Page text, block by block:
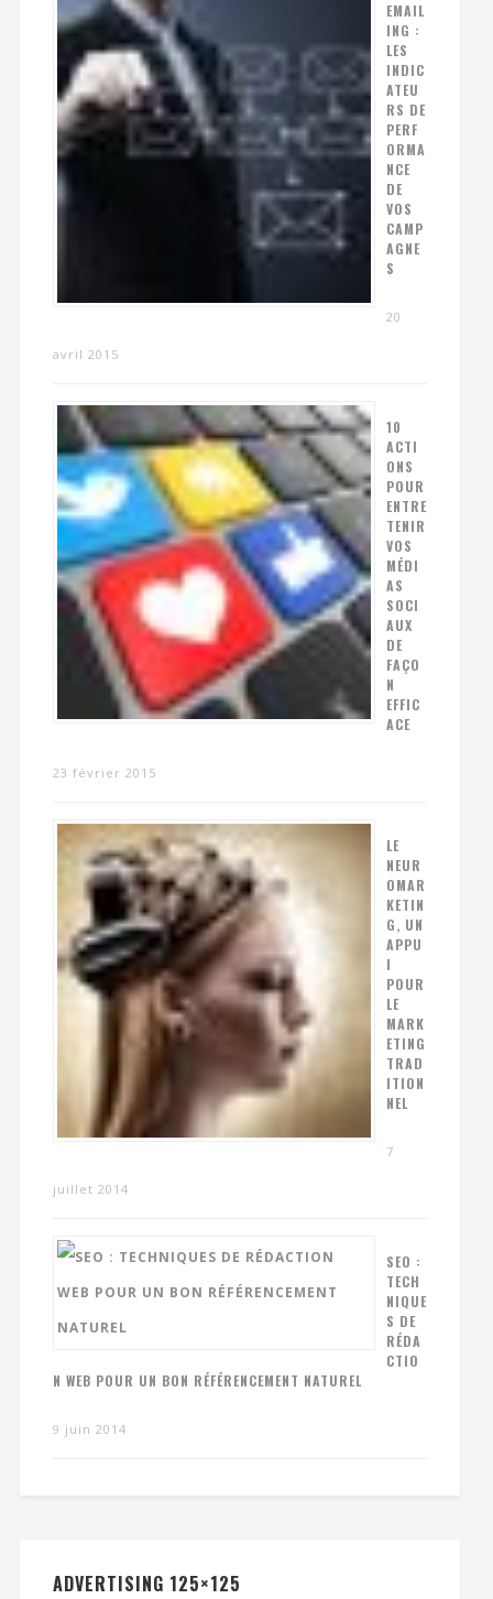
EMAIL
ING :
LES
INDIC
ATEU
RS DE
PERF
ORMA
NCE
DE
VOS
CAMP
AGNE
S
20
avril 2015
10
ACTI
ONS
POUR
ENTRE
TENIR
VOS
MÉDI
AS
SOCI
AUX
DE
FAÇO
N
EFFIC
ACE
23 février 2015
LE
NEUR
OMAR
KETIN
G, UN
APPU
I
POUR
LE
MARK
ETING
TRAD
ITION
NEL
7
juillet 2014
SEO :
TECH
NIQUE
S DE
RÉDA
CTIO
N WEB POUR UN BON RÉFÉRENCEMENT NATUREL
9 juin 2014
ADVERTISING 125×125